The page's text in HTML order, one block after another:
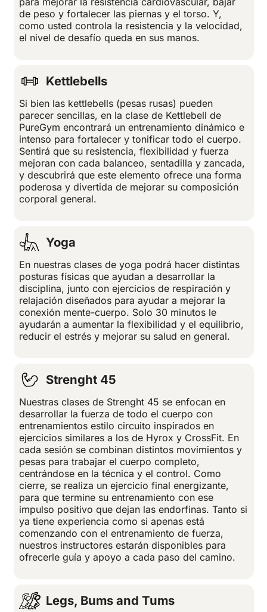
de peso y fortalecer las piernas y el torso. Y,
como usted controla la resistencia y la velocidad,
el nivel de desafío queda en sus manos.
Kettlebells
Si bien las kettlebells (pesas rusas) pueden
parecer sencillas, en la clase de Kettlebell de
PureGym encontrará un entrenamiento dinámico e
intenso para fortalecer y tonificar todo el cuerpo.
Sentirá que su resistencia, flexibilidad y fuerza
mejoran con cada balanceo, sentadilla y zancada,
y descubrirá que este elemento ofrece una forma
poderosa y divertida de mejorar su composición
corporal general.
Yoga
En nuestras clases de yoga podrá hacer distintas
posturas físicas que ayudan a desarrollar la
disciplina, junto con ejercicios de respiración y
relajación diseñados para ayudar a mejorar la
conexión mente-cuerpo. Solo 30 minutos le
ayudarán a aumentar la flexibilidad y el equilibrio,
reducir el estrés y mejorar su salud en general.
Strenght 45
Nuestras clases de Strenght 45 se enfocan en
desarrollar la fuerza de todo el cuerpo con
entrenamientos estilo circuito inspirados en
ejercicios similares a los de Hyrox y CrossFit. En
cada sesión se combinan distintos movimientos y
pesas para trabajar el cuerpo completo,
centrándose en la técnica y el control. Como
cierre, se realiza un ejercicio final energizante,
para que termine su entrenamiento con ese
impulso positivo que dejan las endorfinas. Tanto si
ya tiene experiencia como si apenas está
comenzando con el entrenamiento de fuerza,
nuestros instructores estarán disponibles para
ofrecerle guía y apoyo a cada paso del camino.
Legs, Bums and Tums